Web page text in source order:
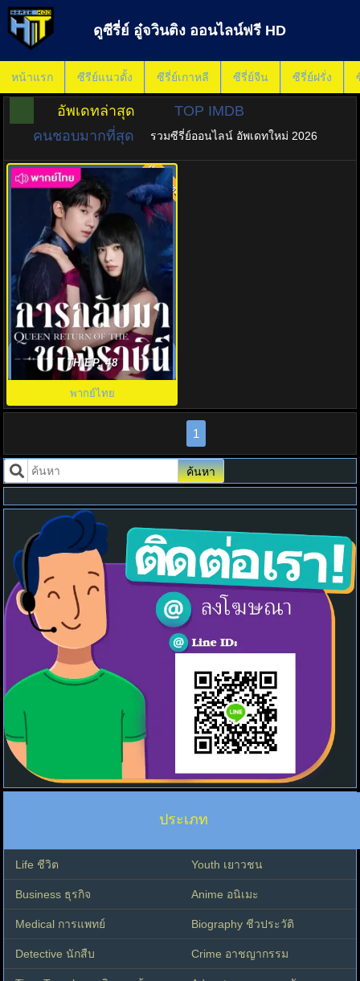
ดูซีรี่ย์ อู๋จวินติง ออนไลน์ฟรี HD
หน้าแรก ซีรีย์แนวตั้ง ซีรี่ย์เกาหลี ซีรี่ย์จีน ซีรี่ย์ฝรั่ง
อัพเดทล่าสุด
TOP IMDB
คนชอบมากที่สุด
รวมซีรี่ย์ออนไลน์ อัพเดทใหม่ 2026
การกลับมาของราชินี (2025)
Return of the Queen พากย์ไทย
8.0 พากย์ไทย
TH EP. 48
พากย์ไทย
1
ค้นหา
ประเภท
Life ชีวิต Youth เยาวชน
Business ธุรกิจ Anime อนิเมะ
Medical การแพทย์ Biography ชีวประวัติ
Detective นักสืบ Crime อาชญากรรม